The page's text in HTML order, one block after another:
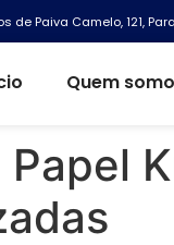
de Paiva Camelo, 121,
Quem